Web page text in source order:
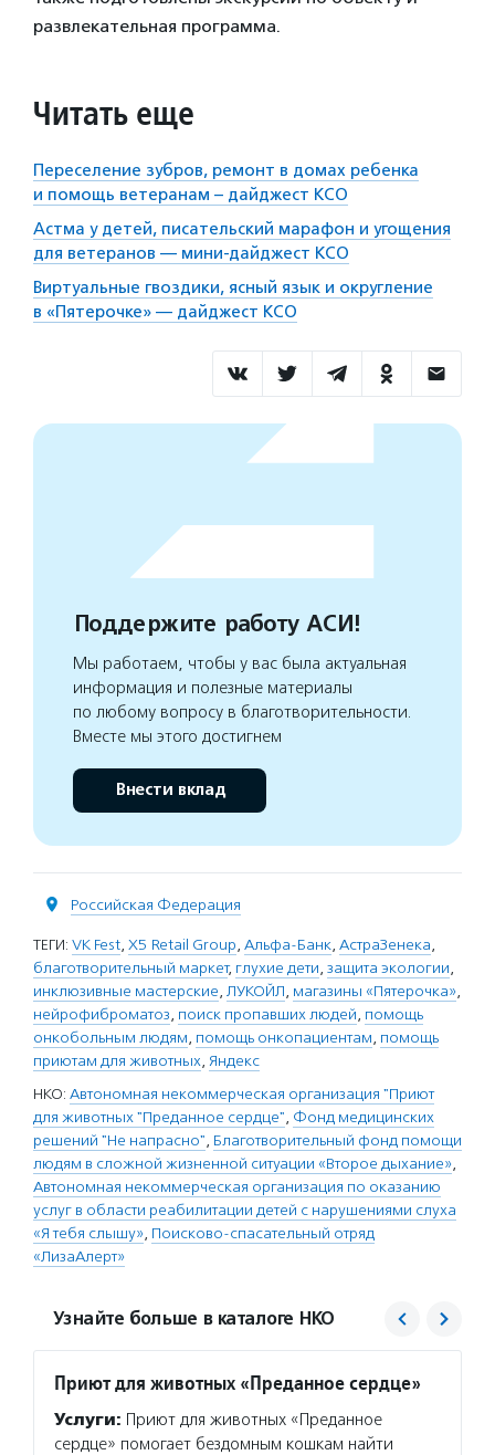
развлекательная программа.
Читать еще
Переселение зубров, ремонт в домах ребенка
и помощь ветеранам – дайджест КСО
Астма у детей, писательский марафон и угощения
для ветеранов — мини-дайджест КСО
Виртуальные гвоздики, ясный язык и округление
в «Пятерочке» — дайджест КСО
Поддержите работу АСИ!
Мы работаем, чтобы у вас была актуальная
информация и полезные материалы
по любому вопросу в благотворительности.
Вместе мы этого достигнем
Внести вклад
Российская Федерация
ТЕГИ: VK Fest, X5 Retail Group, Альфа-Банк, АстраЗенека,
благотворительный маркет, глухие дети, защита экологии,
инклюзивные мастерские, ЛУКОЙЛ, магазины «Пятерочка»,
нейрофиброматоз, поиск пропавших людей, помощь
онкобольным людям, помощь онкопациентам, помощь
приютам для животных, Яндекс
НКО: Автономная некоммерческая организация "Приют
для животных "Преданное сердце", Фонд медицинских
решений "Не напрасно", Благотворительный фонд помощи
людям в сложной жизненной ситуации «Второе дыхание»,
Автономная некоммерческая организация по оказанию
услуг в области реабилитации детей с нарушениями слуха
«Я тебя слышу», Поисково-спасательный отряд
«ЛизаАлерт»
Узнайте больше в каталоге НКО
Приют для животных «Преданное сердце»
Услуги: Приют для животных «Преданное
сердце» помогает бездомным кошкам найти